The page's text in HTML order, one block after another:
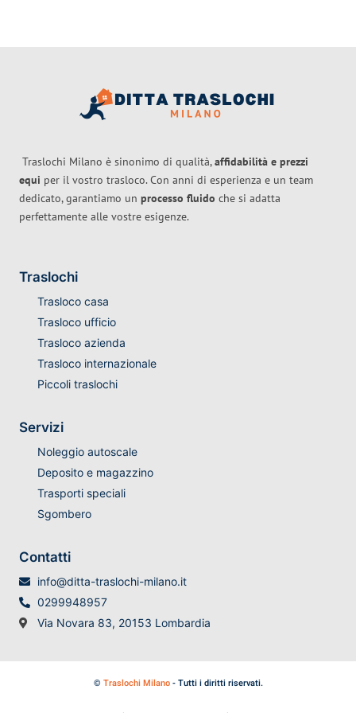
Traslochi Milano è sinonimo di qualità,affidabilità e prezzi
equi per il vostro trasloco. Con anni di esperienza e un team
dedicato, garantiamo un processo fluido che si adatta
perfettamente alle vostre esigenze.
Traslochi
Trasloco casa
Trasloco ufficio
Trasloco azienda
Trasloco internazionale
Piccoli traslochi
Servizi
Noleggio autoscale
Deposito e magazzino
Trasporti speciali
Sgombero
Contatti
info@ditta-traslochi-milano.it
0299948957
Via Novara 83, 20153 Lombardia
© Traslochi Milano- Tutti i diritti riservati.